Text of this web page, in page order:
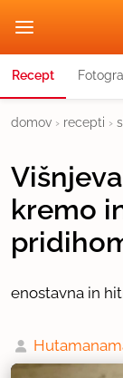
Recept
domov › recepti ›
kremo
enostavna in